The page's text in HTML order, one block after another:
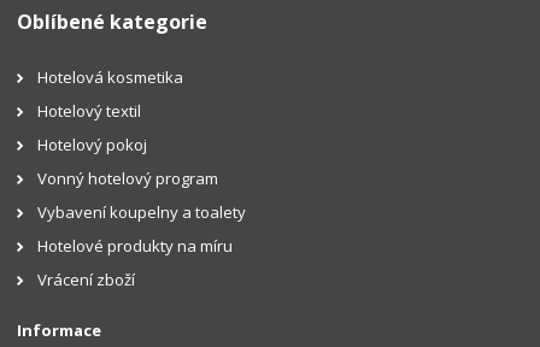
Oblíbené kategorie
Hotelová kosmetika
Hotelový textil
Hotelový pokoj
Vonný hotelový program
Vybavení koupelny a toalety
Hotelové produkty na míru
Vrácení zboží
Informace